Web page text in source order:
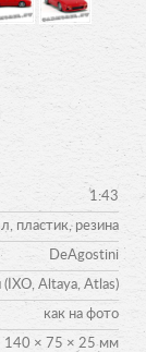
1:43
пластик, резина
DeAgostini
(IXO, Altaya, Atlas)
как на фото
140 × 75 × 25 мм